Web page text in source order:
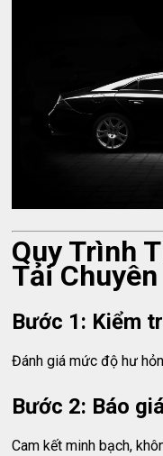
Quy Trình
Tải
Bước 1: Kiểm
Đánh giá mức độ hư
Bước 2: Báo
Cam kết minh bạch,